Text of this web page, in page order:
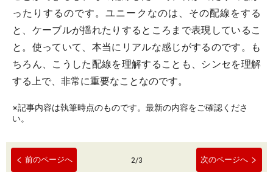
ったりするのです。ユニークなのは、その配線をする
と、ケーブルが揺れたりするところまで表現しているこ
と。使っていて、本当にリアルな感じがするのです。も
ちろん、こうした配線を理解することも、シンセを理解
する上で、非常に重要なことなのです。
※記事内容は執筆時点のものです。最新の内容をご確認くださ
い。
前のページへ 2/3 次のページへ